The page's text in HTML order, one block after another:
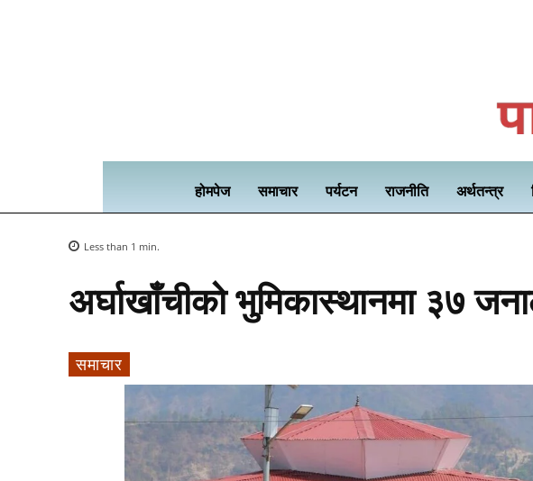
होमपेज समाचार पर्यटन राजनीति अर्थतन्त्र
Less than 1 min.
अर्घाखाँचीको भुमिकास्थानमा ३७
समाचार